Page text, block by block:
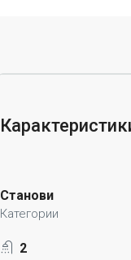
Станови
Категории
2